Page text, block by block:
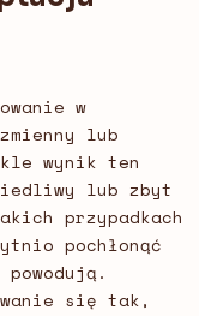
w
lub
wynik ten
lub zbyt
przypadkach
pochłonąć
się tak,